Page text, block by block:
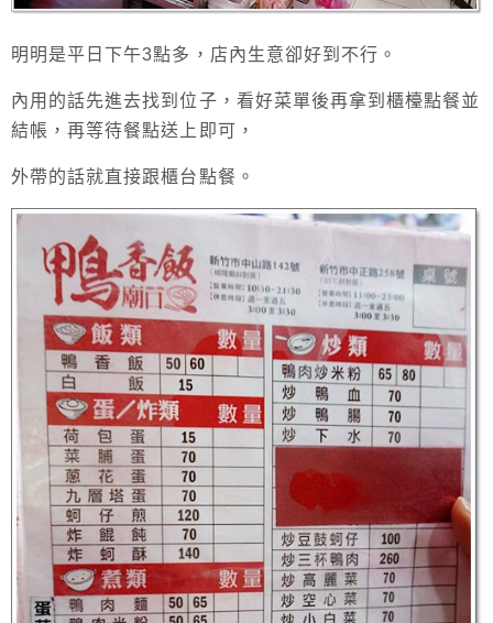
明明是平日下午3點多，店內生意卻好到不行。
內用的話先進去找到位子，看好菜單後再拿到櫃檯點餐並
結帳，再等待餐點送上即可，
外帶的話就直接跟櫃台點餐。